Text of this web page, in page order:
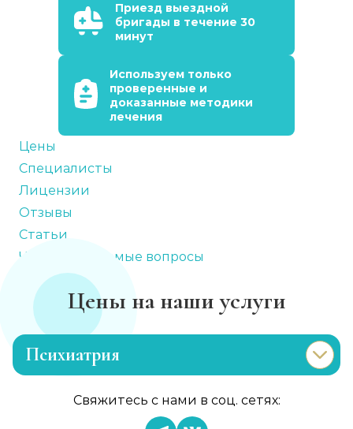
Приезд выездной
бригады в течение 30
минут
Используем только
проверенные и
доказанные методики
лечения
Цены
Специалисты
Лицензии
Отзывы
Статьи
Часто задаваемые вопросы
Цены на наши услуги
Психиатрия
Свяжитесь с нами в соц. сетях: